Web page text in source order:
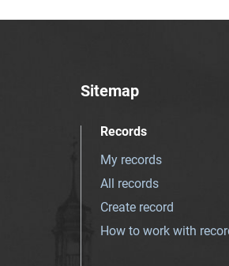
Sitemap
Records
My records
All records
Create record
How to work with